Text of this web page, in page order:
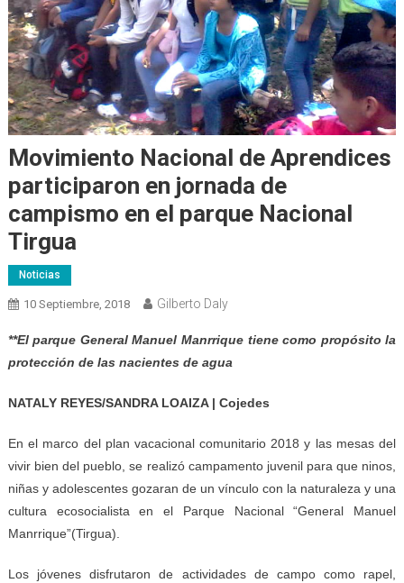
Movimiento Nacional de Aprendices
participaron en jornada de
campismo en el parque Nacional
Tirgua
Noticias
10 Septiembre, 2018 Gilberto Daly
**El parque General Manuel Manrrique tiene como propósito la
protección de las nacientes de agua
NATALY REYES/SANDRA LOAIZA | Cojedes
En el marco del plan vacacional comunitario 2018 y las mesas del
vivir bien del pueblo, se realizó campamento juvenil para que ninos,
niñas y adolescentes gozaran de un vínculo con la naturaleza y una
cultura ecosocialista en el Parque Nacional “General Manuel
Manrrique”(Tirgua).
Los jóvenes disfrutaron de actividades de campo como rapel,